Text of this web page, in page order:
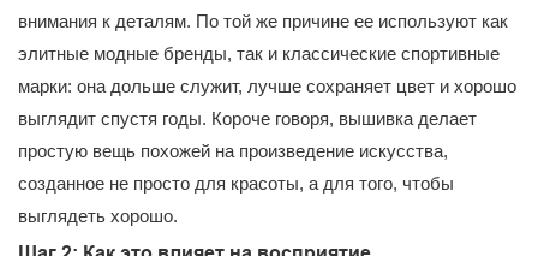
внимания к деталям. По той же причине ее используют как
элитные модные бренды, так и классические спортивные
марки: она дольше служит, лучше сохраняет цвет и хорошо
выглядит спустя годы. Короче говоря, вышивка делает
простую вещь похожей на произведение искусства,
созданное не просто для красоты, а для того, чтобы
выглядеть хорошо.